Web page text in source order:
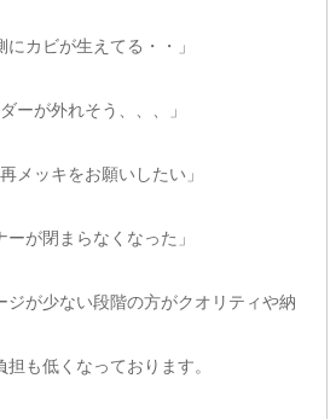
にカビが生えてる・・」
ダーが外れそう、、、」
メッキをお願いしたい」
ーが閉まらなくなった」
ジが少ない段階の方がクオリティや納
担も低くなっております。